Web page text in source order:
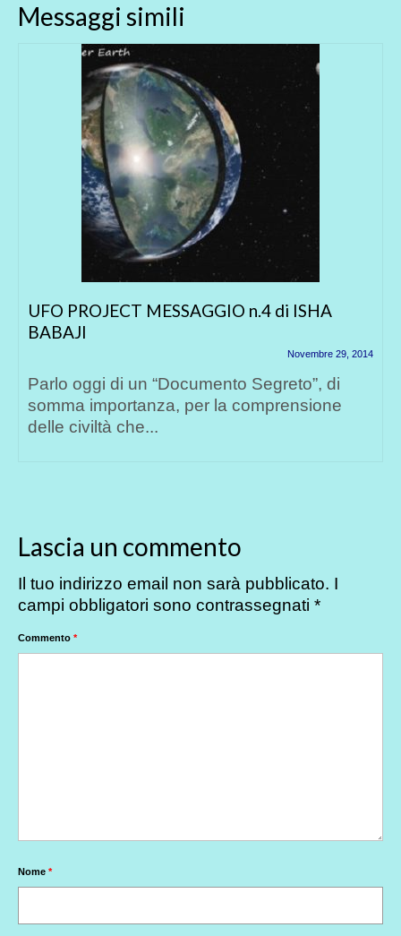
Messaggi simili
S.O.S. TERRA La Corrente del Golfo si sta
fermando. Il Pianeta e l’Umanità sono in
Luglio 24, 2018
La nostra Associazione S.U.M. – Stati/Popoli
Uniti del Mondo dal 1990 si adopera per
Lascia un commento
Il tuo indirizzo email non sarà pubblicato. I
campi obbligatori sono contrassegnati *
Commento *
Nome *